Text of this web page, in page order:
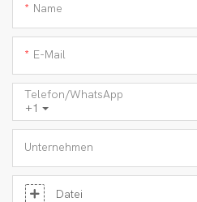
Name
E-Mail
+1
Telefon/WhatsApp
Unternehmen
Datei